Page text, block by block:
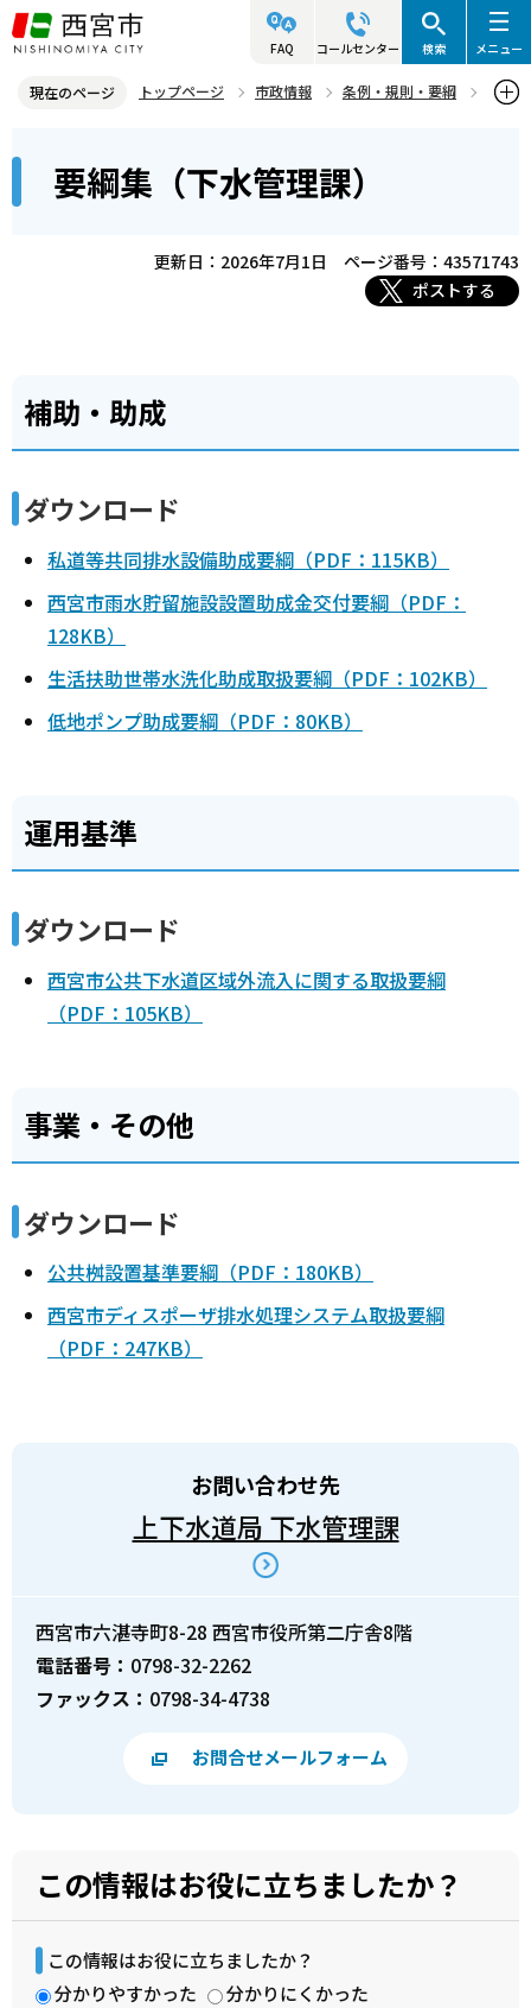
こ
の
ジ
先
FAQ コールセンター 検索 メニュー
現在のページ トップページ 市政情報
条例・規則・要綱
こ
要綱集（下水管理課）
更新日：2026年7月1日
ページ番号：43571743
ポストする
補助・助成
ダウンロード
私道等共同排水設備助成要綱（PDF：115KB）
西宮市雨水貯留施設設置助成金交付要綱（PDF：
128KB）
生活扶助世帯水洗化助成取扱要綱（PDF：102KB）
低地ポンプ助成要綱（PDF：80KB）
運用基準
ダウンロード
西宮市公共下水道区域外流入に関する取扱要綱
（PDF：105KB）
事業・その他
ダウンロード
公共桝設置基準要綱（PDF：180KB）
西宮市ディスポーザ排水処理システム取扱要綱
（PDF：247KB）
お問い合わせ先
上下水道局 下水管理課
西宮市六湛寺町8-28 西宮市役所第二庁舎8階
電話番号： 0798-32-2262
ファックス： 0798-34-4738
お問合せメールフォーム
この情報はお役に立ちましたか？
この情報はお役に立ちましたか？
分かりやすかった
分かりにくかった